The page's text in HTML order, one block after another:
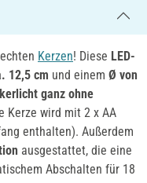
Kerzen! Diese LED-
12,5 cm und einem Ø von
ganz ohne
Kerze wird mit 2 x AA
enthalten). Außerdem
ausgestattet, die eine
Abschalten für 18